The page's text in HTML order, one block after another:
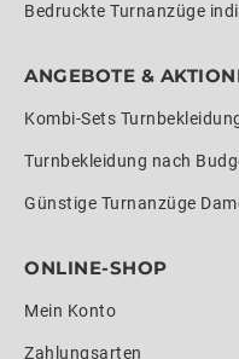
Bedruckte Turnanzüge
ANGEBOTE &
Kombi-Sets
Turnbekleidung nach
Günstige Turnanzüge
ONLINE-SHOP
Mein Konto
Zahlungsarten